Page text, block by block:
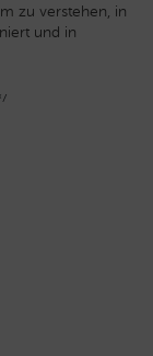
zu verstehen, in
und in